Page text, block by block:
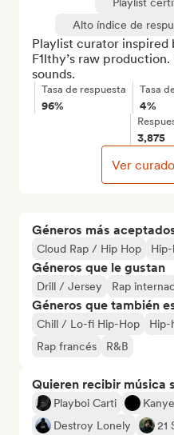
Géneros más
Cloud Rap / Hip Hop
Géneros que le gustan
Drill / Jersey Rap
Géneros que también
Chill / Lo-fi Hip-Hop
Hip-
Rap francés
R&B
Quieren recibir música
Playboi Carti
Destroy Lonely
21
Alto índice de
Playlist curator inspired
F1lthy’s raw
sounds.
Tasa de respuesta
96%
Tasa
4%
3,875
Ver